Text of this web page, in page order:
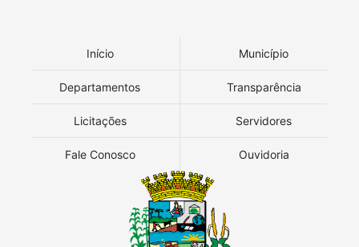
Início Município
Departamentos Transparência
Licitações Servidores
Fale Conosco Ouvidoria